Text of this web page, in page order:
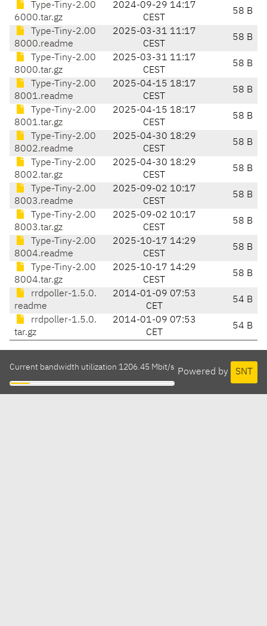
Type-Tiny-2.00
6000.tar.gz
2024-09-29 14:17
CEST
58 B
Type-Tiny-2.00
8000.readme
2025-03-31 11:17
CEST
58 B
Type-Tiny-2.00
8000.tar.gz
2025-03-31 11:17
CEST
58 B
Type-Tiny-2.00
8001.readme
2025-04-15 18:17
CEST
58 B
Type-Tiny-2.00
8001.tar.gz
2025-04-15 18:17
CEST
58 B
Type-Tiny-2.00
8002.readme
2025-04-30 18:29
CEST
58 B
Type-Tiny-2.00
8002.tar.gz
2025-04-30 18:29
CEST
58 B
Type-Tiny-2.00
8003.readme
2025-09-02 10:17
CEST
58 B
Type-Tiny-2.00
8003.tar.gz
2025-09-02 10:17
CEST
58 B
Type-Tiny-2.00
8004.readme
2025-10-17 14:29
CEST
58 B
Type-Tiny-2.00
8004.tar.gz
2025-10-17 14:29
CEST
58 B
rrdpoller-1.5.0.
readme
2014-01-09 07:53
CET
54 B
rrdpoller-1.5.0.
tar.gz
2014-01-09 07:53
CET
54 B
Powered by SNT
Current bandwidth utilization 1206.45 Mbit/s